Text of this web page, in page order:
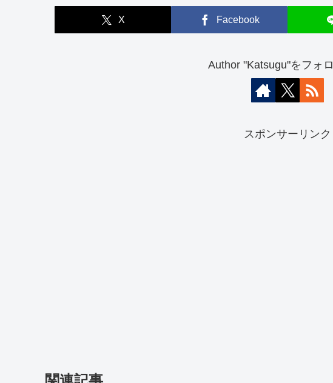
X Facebook
Author "Katsugu"をフォ
スポンサーリンク